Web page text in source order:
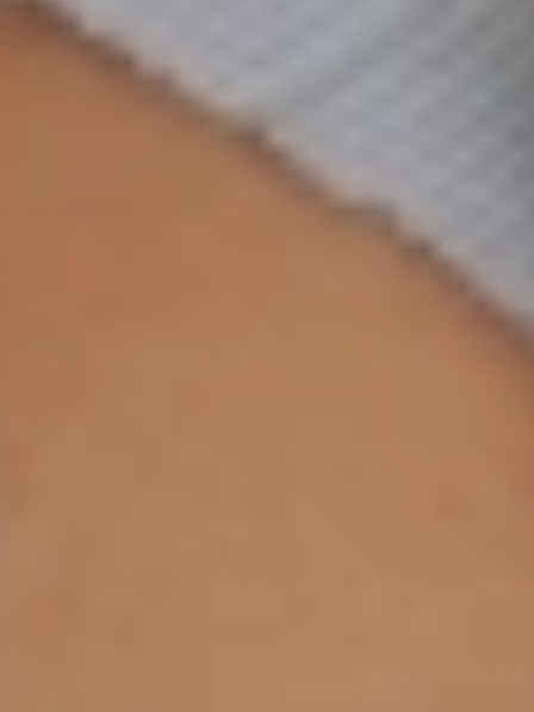
microfones que fazem reconhecimento
preciso do som e cancelamento de
ruídos, proporcionando estimulação
ativada por som em tempo real. Um
microfone elimina todos os ruídos
indesejáveis e envia o sinal para o
outro, que sincroniza as vibrações com